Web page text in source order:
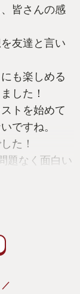
皆さんの感
友達と言い
も楽しめる
した！
トを始めて
ですね。
た！
題なく面白い